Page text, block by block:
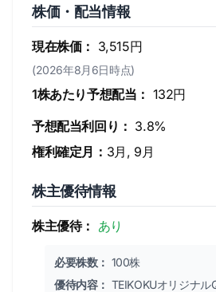
株価・配当情報
現在株価： 3,515円
(2026年8月6日時点)
1株あたり予想配当： 132円
予想配当利回り： 3.8%
権利確定月： 3月, 9月
株主優待情報
株主優待： あり
必要株数： 100株
優待内容： TEIKOKUオリジナル